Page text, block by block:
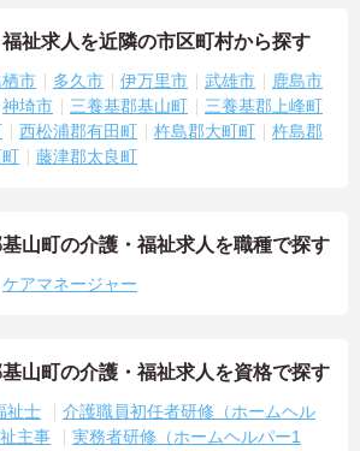
祉求人を近隣の市区町村から探す
栖市 多久市 伊万里市 武雄市
鹿島市
神埼市 三養基郡基山町
三養基郡上峰町
西松浦郡有田町 杵島郡大町町
杵島郡
藤津郡太良町
山町の介護・福祉求人を職種で探す
ケアマネージャー
山町の介護・福祉求人を資格で探す
祉士
介護職員初任者研修（ホームヘル
主事 実務者研修（ホームヘルパー1